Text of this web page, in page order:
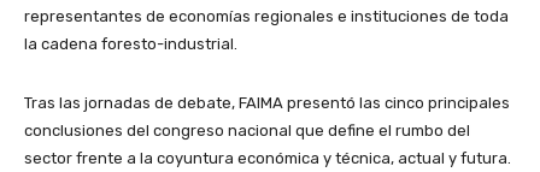
representantes de economías regionales e instituciones de toda
la cadena foresto-industrial.
Tras las jornadas de debate, FAIMA presentó las cinco principales
conclusiones del congreso nacional que define el rumbo del
sector frente a la coyuntura económica y técnica, actual y futura.